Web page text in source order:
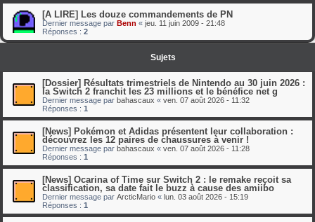
[A LIRE] Les douze commandements de PN
Dernier message par Benn « jeu. 11 juin 2009 - 21:48
Réponses : 2
Sujets
[Dossier] Résultats trimestriels de Nintendo au 30 juin 2026 :
la Switch 2 franchit les 23 millions et le bénéfice net g
Dernier message par bahascaux « ven. 07 août 2026 - 11:32
Réponses : 1
[News] Pokémon et Adidas présentent leur collaboration :
découvrez les 12 paires de chaussures à venir !
Dernier message par bahascaux « ven. 07 août 2026 - 11:28
Réponses : 1
[News] Ocarina of Time sur Switch 2 : le remake reçoit sa
classification, sa date fait le buzz à cause des amiibo
Dernier message par ArcticMario « lun. 03 août 2026 - 15:19
Réponses : 1